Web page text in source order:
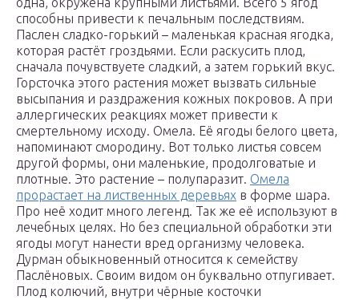
способны привести к печальным последствиям.
Паслен сладко-горький – маленькая красная ягодка,
которая растёт гроздьями. Если раскусить плод,
сначала почувствуете сладкий, а затем горький вкус.
Горсточка этого растения может вызвать сильные
высыпания и раздражения кожных покровов. А при
аллергических реакциях может привести к
смертельному исходу. Омела. Её ягоды белого цвета,
напоминают смородину. Вот только листья совсем
другой формы, они маленькие, продолговатые и
плотные. Это растение – полупаразит. Омела
прорастает на лиственных деревьях в форме шара.
Про неё ходит много легенд. Так же её используют в
лечебных целях. Но без специальной обработки эти
ягоды могут нанести вред организму человека.
Дурман обыкновенный относится к семейству
Паслёновых. Своим видом он буквально отпугивает.
Плод колючий, внутри чёрные косточки